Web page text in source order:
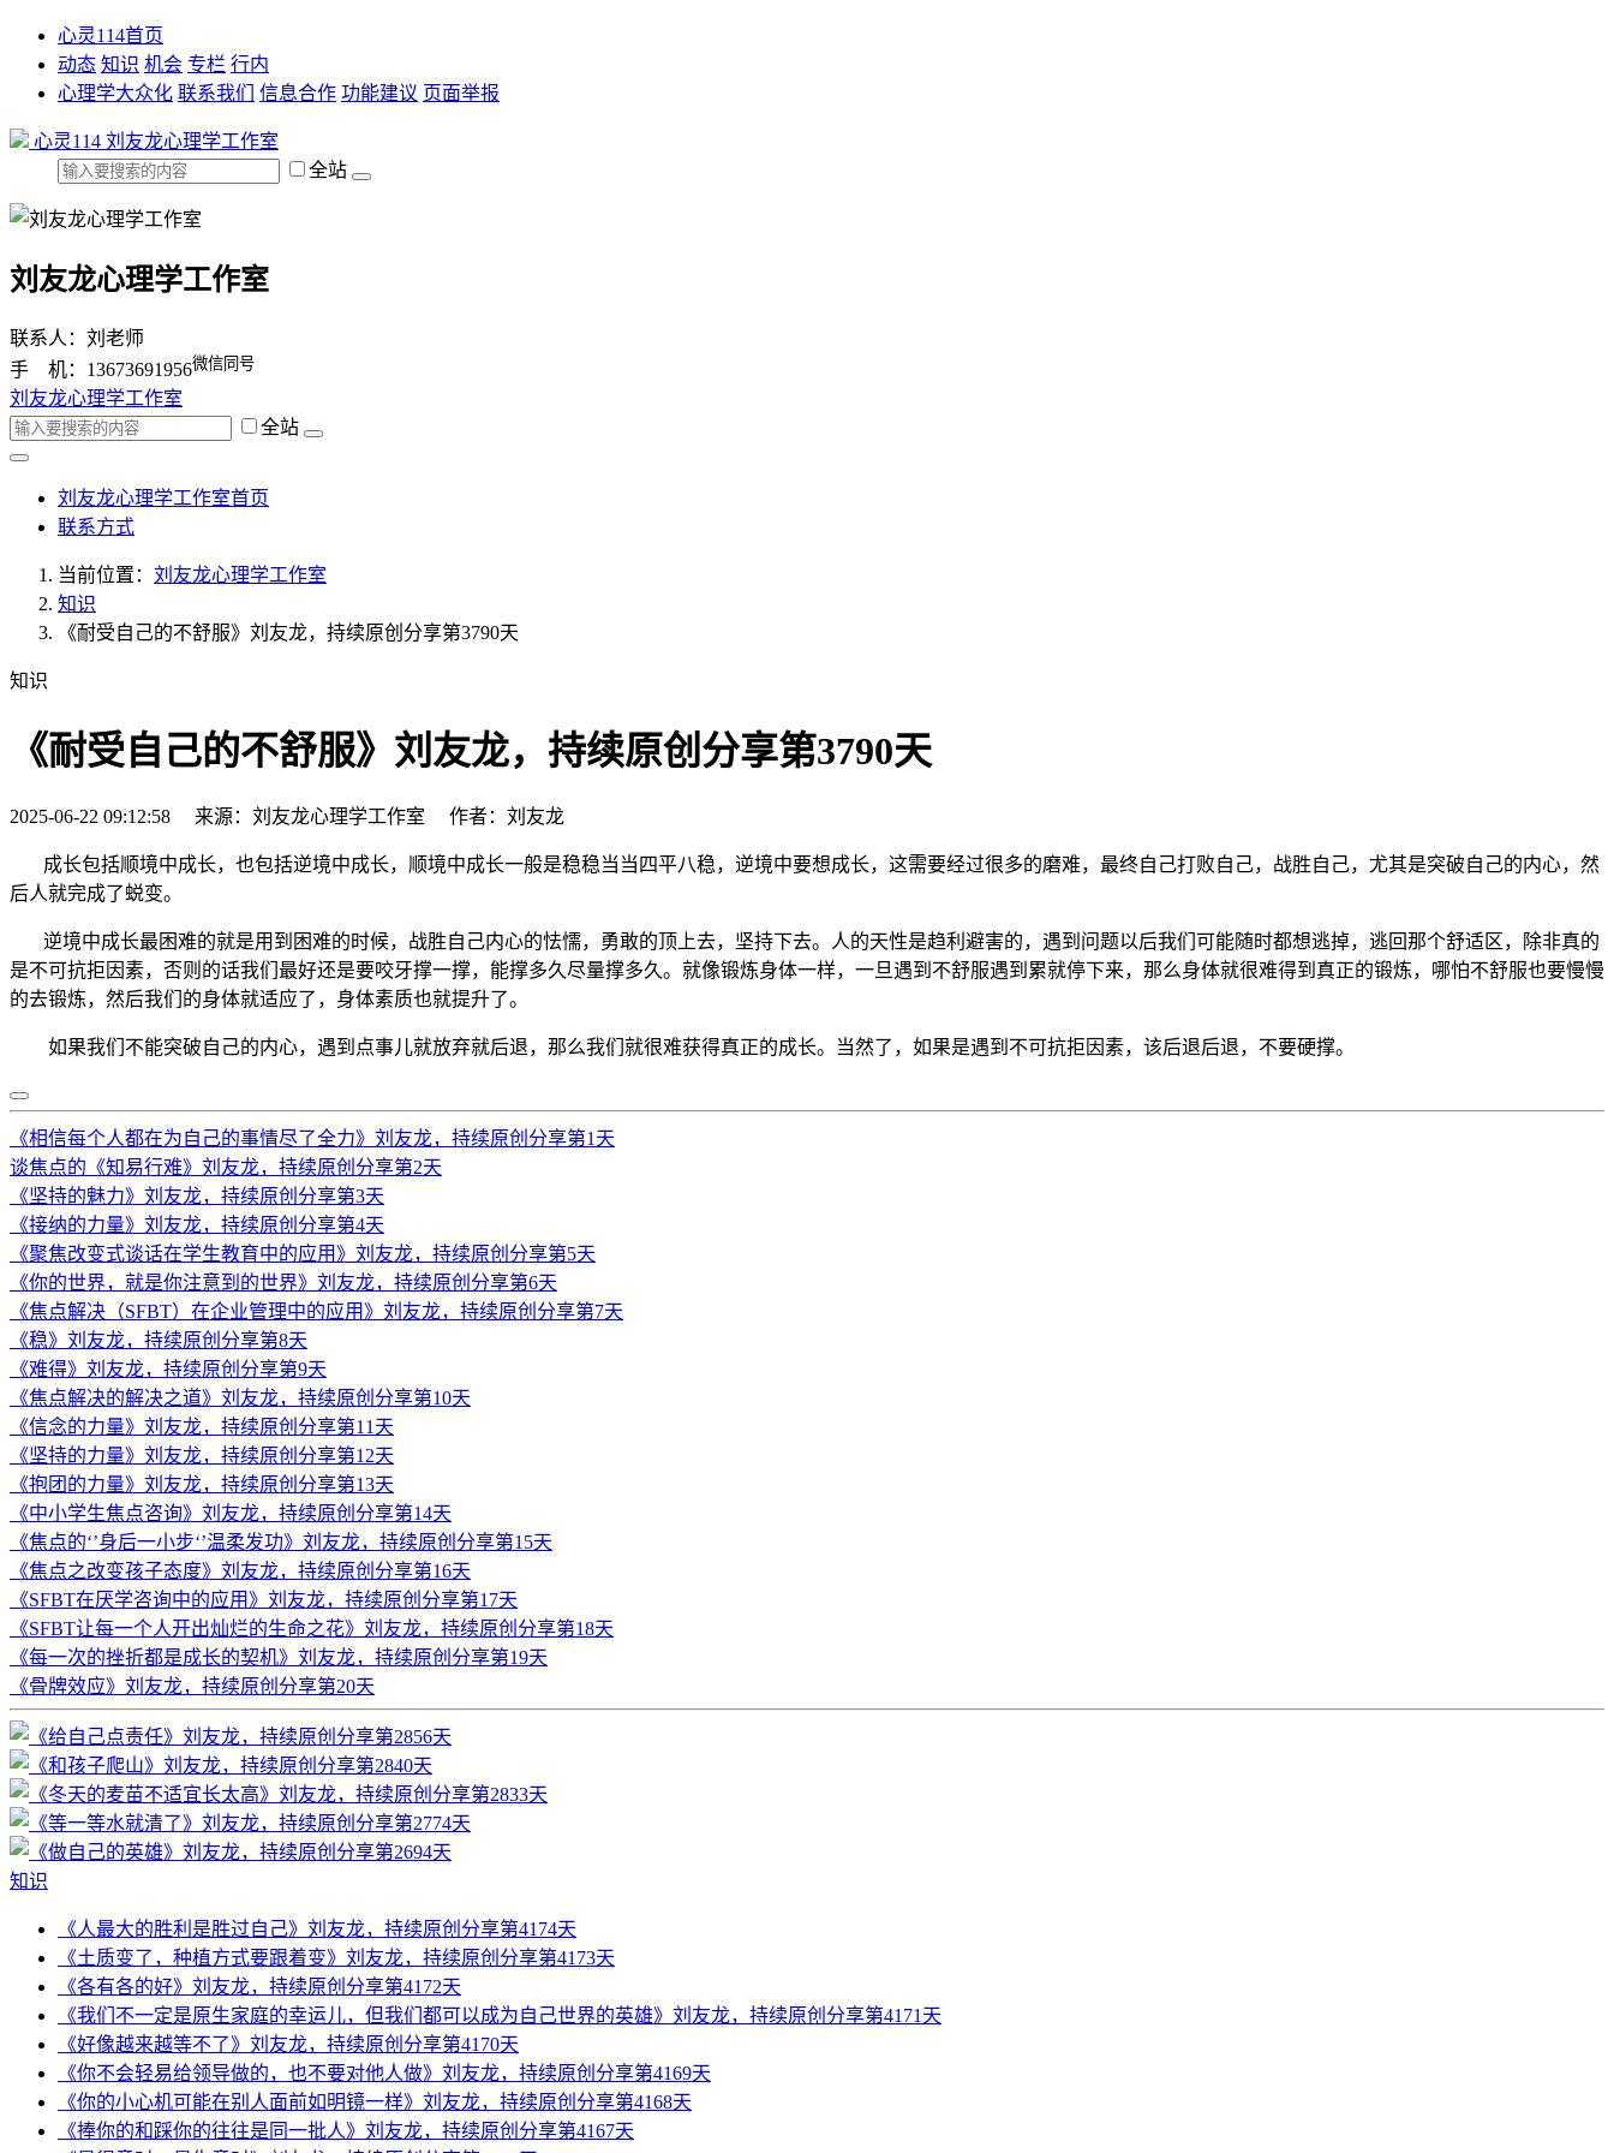
心灵114首页
动态 知识 机会 专栏 行内
心理学大众化 联系我们 信息合作 功能建议 页面举报
心灵114 刘友龙心理学工作室
全站
刘友龙心理学工作室
联系人：刘老师
手 机：13673691956微信同号
刘友龙心理学工作室
全站
刘友龙心理学工作室首页
联系方式
当前位置： 刘友龙心理学工作室
知识
《耐受自己的不舒服》刘友龙，持续原创分享第3790天
知识
《耐受自己的不舒服》刘友龙，持续原创分享第3790天
2025-06-22 09:12:58 来源：刘友龙心理学工作室 作者：刘友龙
成长包括顺境中成长，也包括逆境中成长，顺境中成长一般是稳稳当当四平八稳，逆境中要想成长，这需要经过很多的磨难，最终自己打败自己，战胜自己，尤其是突破自己的内心，然
后人就完成了蜕变。
逆境中成长最困难的就是用到困难的时候，战胜自己内心的怯懦，勇敢的顶上去，坚持下去。人的天性是趋利避害的，遇到问题以后我们可能随时都想逃掉，逃回那个舒适区，除非真的
是不可抗拒因素，否则的话我们最好还是要咬牙撑一撑，能撑多久尽量撑多久。就像锻炼身体一样，一旦遇到不舒服遇到累就停下来，那么身体就很难得到真正的锻炼，哪怕不舒服也要慢慢
的去锻炼，然后我们的身体就适应了，身体素质也就提升了。
如果我们不能突破自己的内心，遇到点事儿就放弃就后退，那么我们就很难获得真正的成长。当然了，如果是遇到不可抗拒因素，该后退后退，不要硬撑。
《相信每个人都在为自己的事情尽了全力》刘友龙，持续原创分享第1天
谈焦点的《知易行难》刘友龙，持续原创分享第2天
《坚持的魅力》刘友龙，持续原创分享第3天
《接纳的力量》刘友龙，持续原创分享第4天
《聚焦改变式谈话在学生教育中的应用》刘友龙，持续原创分享第5天
《你的世界，就是你注意到的世界》刘友龙，持续原创分享第6天
《焦点解决（SFBT）在企业管理中的应用》刘友龙，持续原创分享第7天
《稳》刘友龙，持续原创分享第8天
《难得》刘友龙，持续原创分享第9天
《焦点解决的解决之道》刘友龙，持续原创分享第10天
《信念的力量》刘友龙，持续原创分享第11天
《坚持的力量》刘友龙，持续原创分享第12天
《抱团的力量》刘友龙，持续原创分享第13天
《中小学生焦点咨询》刘友龙，持续原创分享第14天
《焦点的‘’身后一小步‘’温柔发功》刘友龙，持续原创分享第15天
《焦点之改变孩子态度》刘友龙，持续原创分享第16天
《SFBT在厌学咨询中的应用》刘友龙，持续原创分享第17天
《SFBT让每一个人开出灿烂的生命之花》刘友龙，持续原创分享第18天
《每一次的挫折都是成长的契机》刘友龙，持续原创分享第19天
《骨牌效应》刘友龙，持续原创分享第20天
知识
《人最大的胜利是胜过自己》刘友龙，持续原创分享第4174天
《土质变了，种植方式要跟着变》刘友龙，持续原创分享第4173天
《各有各的好》刘友龙，持续原创分享第4172天
《我们不一定是原生家庭的幸运儿，但我们都可以成为自己世界的英雄》刘友龙，持续原创分享第4171天
《好像越来越等不了》刘友龙，持续原创分享第4170天
《你不会轻易给领导做的，也不要对他人做》刘友龙，持续原创分享第4169天
《你的小心机可能在别人面前如明镜一样》刘友龙，持续原创分享第4168天
《捧你的和踩你的往往是同一批人》刘友龙，持续原创分享第4167天